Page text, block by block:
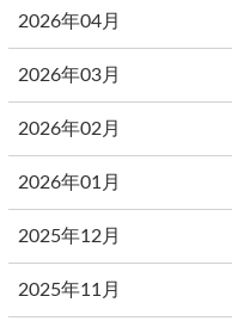
2026年04月
2026年03月
2026年02月
2026年01月
2025年12月
2025年11月